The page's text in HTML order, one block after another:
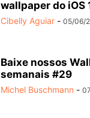
wallpaper do iOS
Cibelly Aguiar - 05/06/
Baixe nossos
semanais #29
Michel Buschmann -